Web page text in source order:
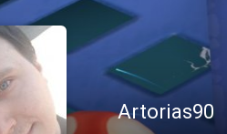
Artorias90